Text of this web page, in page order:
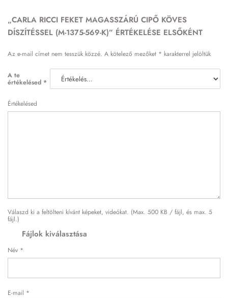
„CARLA RICCI FEKET MAGASSZÁRÚ CIPŐ KÖVES
DÍSZÍTÉSSEL (M-1375-569-K)” ÉRTÉKELÉSE ELSŐKÉNT
Az e-mail címet nem tesszük közzé. A kötelező mezőket * karakterrel jelöltük
A te
értékelésed *
Értékelésed
Válaszd ki a feltölteni kívánt képeket, videókat. (Max. 500 KB / fájl, és max. 5
fájl.)
Fájlok kiválasztása
Név *
E-mail *